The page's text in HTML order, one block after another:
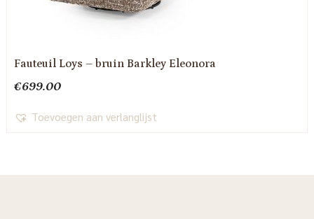
Fauteuil Loys – bruin Barkley Eleonora
€699.00
Toevoegen aan verlanglijst